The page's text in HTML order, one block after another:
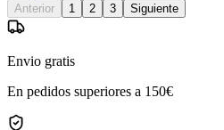
Anterior 1 2 3 Siguiente
Envio gratis
En pedidos superiores a 150€